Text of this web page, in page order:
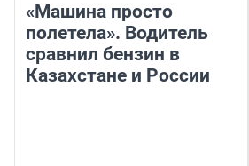
«Машина просто
полетела». Водитель
сравнил бензин в
Казахстане и России